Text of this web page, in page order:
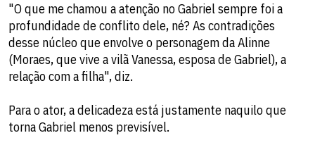
"O que me chamou a atenção no Gabriel sempre foi a
profundidade de conflito dele, né? As contradições
desse núcleo que envolve o personagem da Alinne
(Moraes, que vive a vilã Vanessa, esposa de Gabriel), a
relação com a filha", diz.
Para o ator, a delicadeza está justamente naquilo que
torna Gabriel menos previsível.